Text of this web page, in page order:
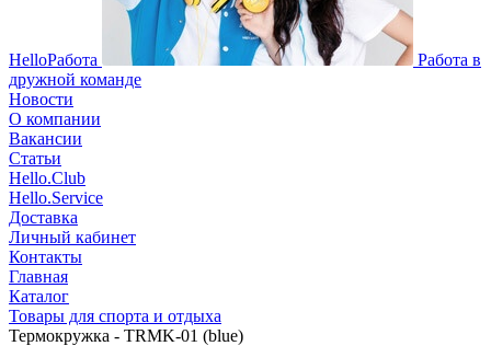
HelloРабота
Работа в
дружной команде
Новости
О компании
Вакансии
Статьи
Hello.Club
Hello.Service
Доставка
Личный кабинет
Контакты
Главная
Каталог
Товары для спорта и отдыха
Термокружка - TRMK-01 (blue)